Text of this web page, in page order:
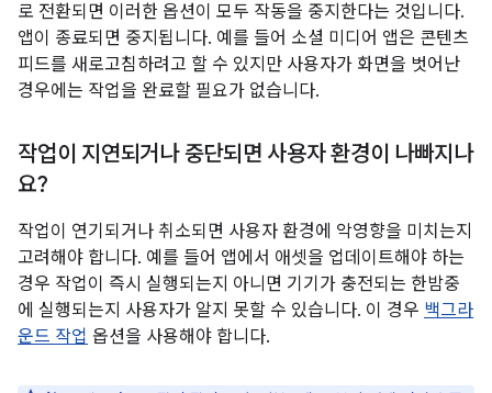
로 전환되면 이러한 옵션이 모두 작동을 중지한다는 것입니다.
앱이 종료되면 중지됩니다. 예를 들어 소셜 미디어 앱은 콘텐츠
피드를 새로고침하려고 할 수 있지만 사용자가 화면을 벗어난
경우에는 작업을 완료할 필요가 없습니다.
작업이 지연되거나 중단되면 사용자 환경이 나빠지나
요?
작업이 연기되거나 취소되면 사용자 환경에 악영향을 미치는지
고려해야 합니다. 예를 들어 앱에서 애셋을 업데이트해야 하는
경우 작업이 즉시 실행되는지 아니면 기기가 충전되는 한밤중
에 실행되는지 사용자가 알지 못할 수 있습니다. 이 경우 백그라
운드 작업 옵션을 사용해야 합니다.